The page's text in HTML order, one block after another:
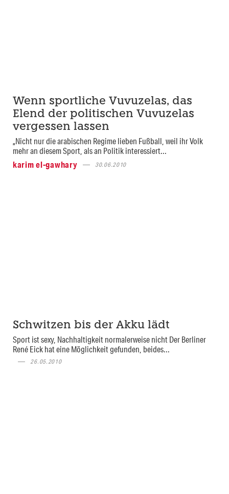
Wenn sportliche Vuvuzelas, das
Elend der politischen Vuvuzelas
vergessen lassen
„Nicht nur die arabischen Regime lieben Fußball, weil ihr Volk
mehr an diesem Sport, als an Politik interessiert...
karim el-gawhary
30.06.2010
Schwitzen bis der Akku lädt
Sport ist sexy, Nachhaltigkeit normalerweise nicht Der Berliner
René Eick hat eine Möglichkeit gefunden, beides...
26.05.2010